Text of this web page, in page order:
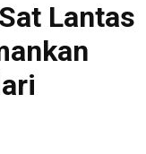
Lantas